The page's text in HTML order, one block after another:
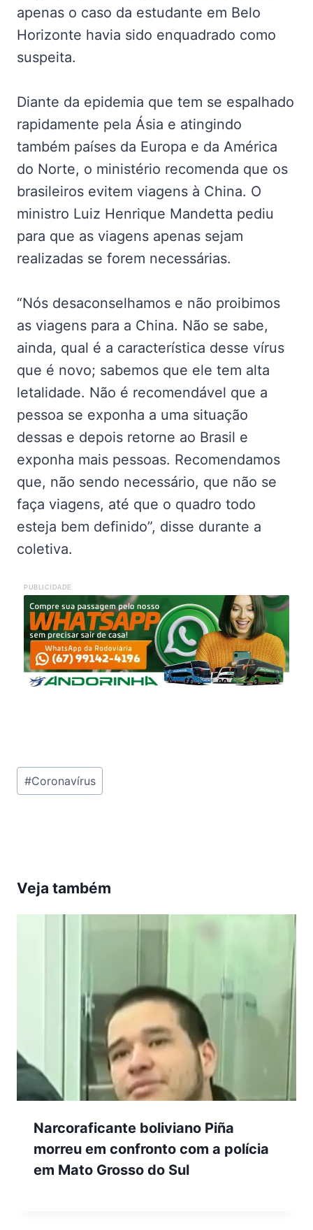
apenas o caso da estudante em Belo
Horizonte havia sido enquadrado como
suspeita.
Diante da epidemia que tem se espalhado
rapidamente pela Ásia e atingindo
também países da Europa e da América
do Norte, o ministério recomenda que os
brasileiros evitem viagens à China. O
ministro Luiz Henrique Mandetta pediu
para que as viagens apenas sejam
realizadas se forem necessárias.
“Nós desaconselhamos e não proibimos
as viagens para a China. Não se sabe,
ainda, qual é a característica desse vírus
que é novo; sabemos que ele tem alta
letalidade. Não é recomendável que a
pessoa se exponha a uma situação
dessas e depois retorne ao Brasil e
exponha mais pessoas. Recomendamos
que, não sendo necessário, que não se
faça viagens, até que o quadro todo
esteja bem definido”, disse durante a
coletiva.
PUBLICIDADE
Tags
do
#Coronavírus
Veja também
Narcoraficante boliviano Piña
morreu em confronto com a polícia
em Mato Grosso do Sul